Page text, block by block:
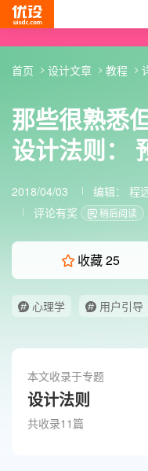
那些很熟悉
设计法则：
2018/04/03 编辑： 程
评论有奖
稍后阅读
收藏25
心理学 用户引导
本文收录于专题
设计法则
共收录11篇
首页 设计文章 教程